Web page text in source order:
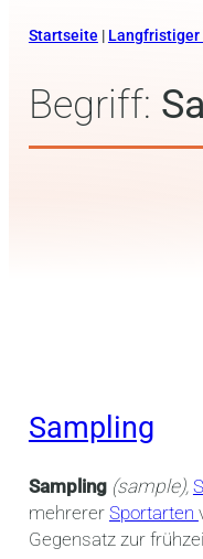
Startseite | Langfristiger
Begriff:
Sampling
Sampling (sample),
mehrerer Sportarten
Gegensatz zur